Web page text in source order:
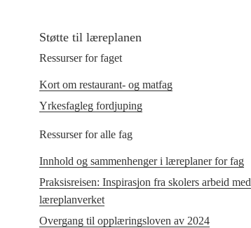
Støtte til læreplanen
Ressurser for faget
Kort om restaurant- og matfag
Yrkesfagleg fordjuping
Ressurser for alle fag
Innhold og sammenhenger i læreplaner for fag
Praksisreisen: Inspirasjon fra skolers arbeid med
læreplanverket
Overgang til opplæringsloven av 2024